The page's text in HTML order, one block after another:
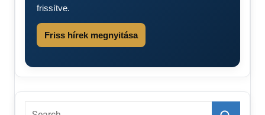
frissítve.
Friss hírek megnyitása
Search